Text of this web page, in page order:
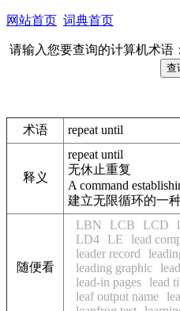
网站首页 词典首页
请输入您要查询的计算机术语：
术语 repeat until
释义
repeat until
无休止重复
A command
建立无限循环的一种
随便看
LBN LCB LCD
LD4
LE lead
leader record
leading graphic
lead-in pages lead
leaf output name